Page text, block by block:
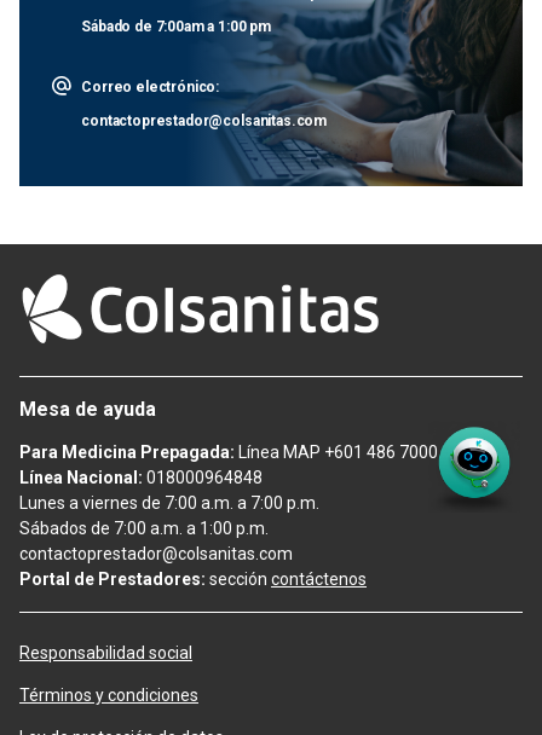
Sábado de 7:00am a 1:00 pm
Correo electrónico:
contactoprestador@colsanitas.com
Mesa de ayuda
Para Medicina Prepagada: Línea MAP +601 486 7000
Línea Nacional: 018000964848
Lunes a viernes de 7:00 a.m. a 7:00 p.m.
Sábados de 7:00 a.m. a 1:00 p.m.
contactoprestador@colsanitas.com
Portal de Prestadores: sección contáctenos
Responsabilidad social
Términos y condiciones